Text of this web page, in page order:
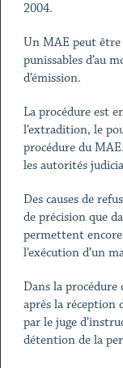
2004.
Un MAE peut être
punissables d’au
d’émission.
La procédure est
l’extradition, le
procédure du
les autorités
Des causes de
de précision que
permettent
l’exécution d’un
Dans la
après la réception
par le juge
détention de la